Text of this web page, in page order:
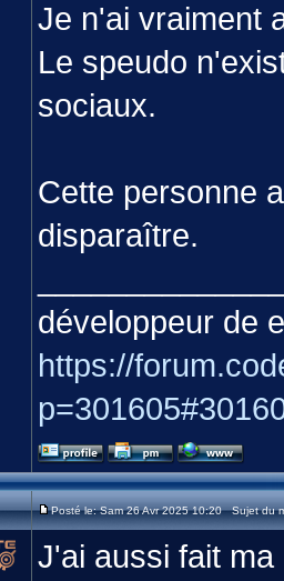
Je n'ai vraiment
Le speudo
sociaux.
Cette personne
disparaître.
développeur de
https://
Posté le: Sam 26 Avr 2025 10:20 Sujet du
J'ai aussi fait